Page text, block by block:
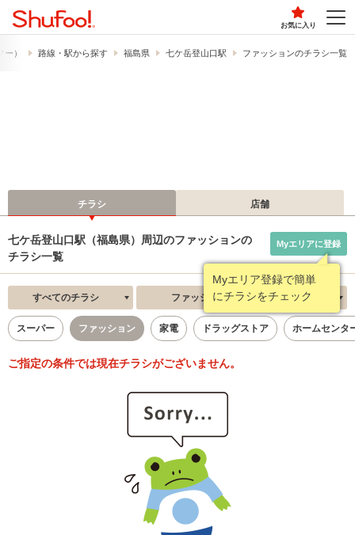
お気に入り
） 路線・駅から探す 福島県 七ケ岳登山口駅 ファッションのチラシ一覧
チラシ 店舗
七ケ岳登山口駅（福島県）周辺のファッションの
チラシ一覧
Myエリア登録で簡単
にチラシをチェック
Myエリアに登録
すべてのチラシ ファッション 新着順
スーパー ファッション 家電 ドラッグストア ホームセンタ
ご指定の条件では現在チラシがございません。